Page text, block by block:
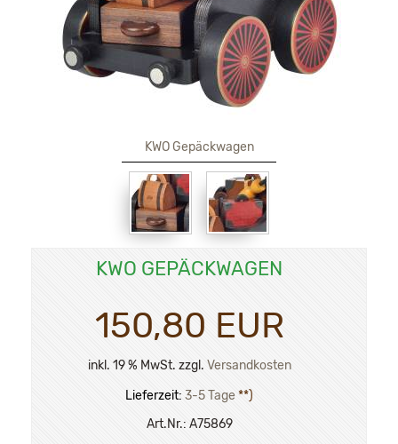
KWO Gepäckwagen
KWO GEPÄCKWAGEN
150,80 EUR
inkl. 19 % MwSt. zzgl. Versandkosten
Lieferzeit: 3-5 Tage **)
Art.Nr.: A75869